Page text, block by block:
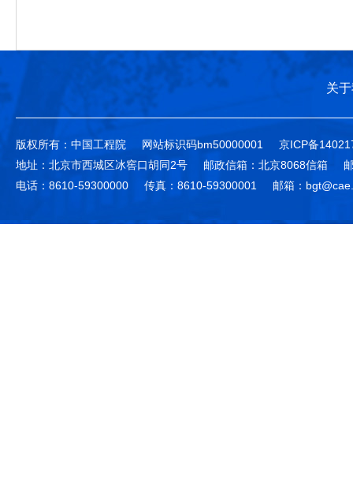
关
版权所有：中国工程院 网站标识码bm50000001
京ICP备
地址：北京市西城区冰窖口胡同2号
邮政信箱：北京8068信箱
电话：8610-59300000
传真：8610-59300001 邮箱：